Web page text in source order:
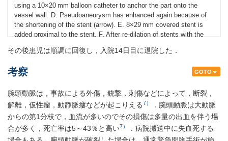
using a 10×20 mm balloon catheter to anchor the part onto the
vessel wall. D. Pseudoaneurysm has enhanced again because of
the shortening of the stent (arrow). E. 8×29 mm covered stent is
added proximal to the stent. F. After re-dilation of stents with the
with the stents.
その後患児は順調に回復し，入院14日目に退院した．
GOTO
考察
腕頭動脈は，事故による外傷，銃撃，刺傷などによって，断裂，
解離，仮性瘤，動静脈瘻などが起こりえる7）
．腕頭動脈は大動脈
からの第1分枝で，血流が多いのでその損傷は多量の出血を伴う場
合が多く，死亡率は5～43％と高い7）
．病院搬送中に失血死する